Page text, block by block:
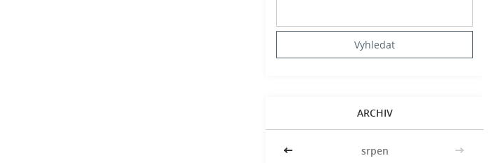
ARCHIV
<< srpen
>>